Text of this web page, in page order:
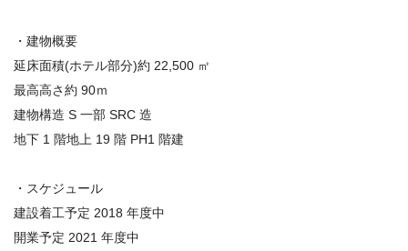
・建物概要
延床面積(ホテル部分)約 22,500 ㎡
最高高さ約 90ｍ
建物構造 S 一部 SRC 造
地下 1 階地上 19 階 PH1 階建
・スケジュール
建設着工予定 2018 年度中
開業予定 2021 年度中